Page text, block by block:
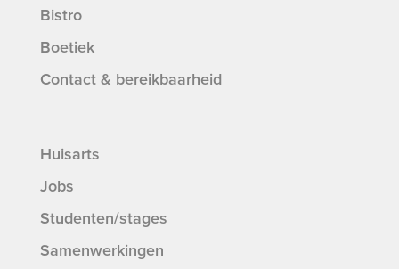
Bistro
Boetiek
Contact & bereikbaarheid
Huisarts
Jobs
Studenten/stages
Samenwerkingen